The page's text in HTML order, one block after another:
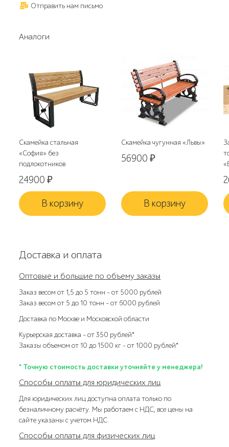
Отправить нам письмо
Аналоги
Скамейка стальная
«София» без
подлокотников
24900₽
В корзину
Скамейка чугунная «Львы»
56900₽
В корзину
Доставка и оплата
Оптовые и большие по объему заказы
Заказ весом от 1,5 до 5 тонн – от 5000 рублей
Заказ весом от 5 до 10 тонн – от 6000 рублей
Доставка по Москве и Московской области
Курьерская доставка – от 350 рублей*
Заказы объемом от 10 до 1500 кг – от 1000 рублей*
* Точную стоимость доставки уточняйте у менеджера!
Способы оплаты для юридических лиц
Для юридических лиц доступна оплата только по
безналичному расчёту. Мы работаем с НДС, все цены на
сайте указаны с учетом НДС.
Способы оплаты для физических лиц